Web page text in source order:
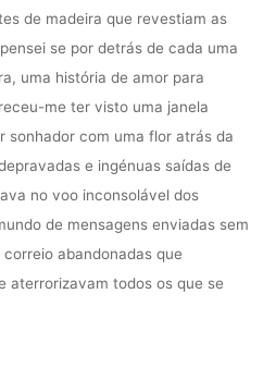
de madeira que revestiam as
se por detrás de cada uma
uma história de amor para
me ter visto uma janela
sonhador com uma flor atrás da
e ingénuas saídas de
no voo inconsolável dos
de mensagens enviadas sem
abandonadas que
aterrorizavam todos os que se